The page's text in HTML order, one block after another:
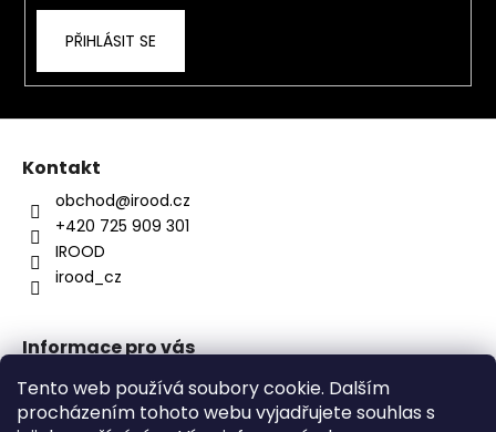
Tento web používá soubory cookie. Dalším
procházením tohoto webu vyjadřujete souhlas s
PŘIHLÁSIT SE
Kontakt
obchod@irood.cz
+420 725 909 301
IROOD
irood_cz
Informace pro vás
O nás
Kontakty